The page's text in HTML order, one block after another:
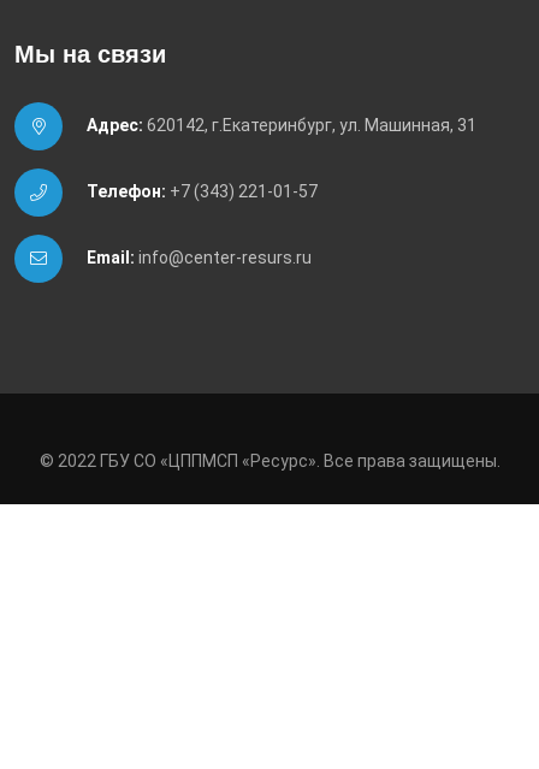
Мы на связи
Адрес: 620142, г.Екатеринбург, ул. Машинная, 31
Телефон: +7 (343) 221-01-57
Email: info@center-resurs.ru
© 2022 ГБУ СО «ЦППМСП «Ресурс». Все права защищены.